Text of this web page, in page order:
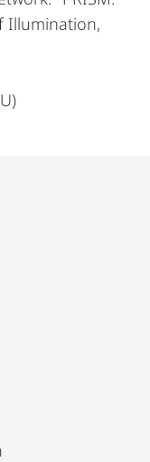
Illumination,